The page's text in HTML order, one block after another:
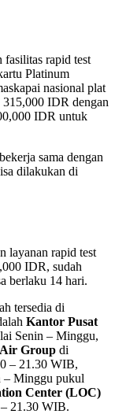
fasilitas rapid test
Platinum
nasional plat
315,000 IDR dengan
IDR untuk
sama dengan
dilakukan di
layanan rapid test
IDR, sudah
berlaku 14 hari.
tersedia di
Kantor Pusat
Senin – Minggu,
Group di
– 21.30 WIB,
– Minggu pukul
Center (LOC)
21.30 WIB.